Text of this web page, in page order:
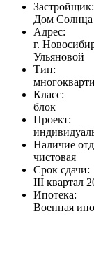
Застройщик:
Дом Солнца
Адрес:
г.
Ульяновой
Тип:
Класс:
блок
Проект:
Наличие
чистовая
Срок сдачи:
III квартал
Ипотека:
Военная